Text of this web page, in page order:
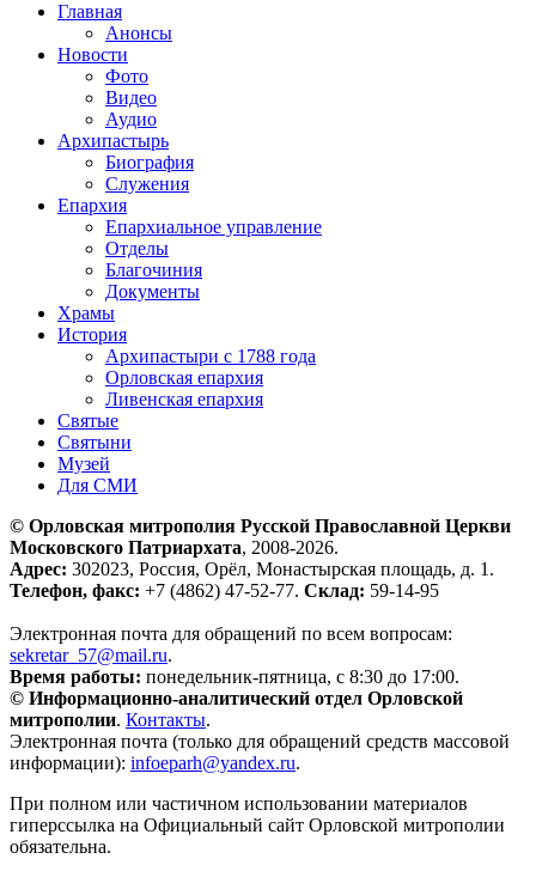
Главная
Анонсы
Новости
Фото
Видео
Аудио
Архипастырь
Биография
Служения
Епархия
Епархиальное управление
Отделы
Благочиния
Документы
Храмы
История
Архипастыри с 1788 года
Орловская епархия
Ливенская епархия
Святые
Святыни
Музей
Для СМИ
© Орловская митрополия Русской Православной Церкви
Московского Патриархата, 2008-2026.
Адрес: 302023, Россия, Орёл, Монастырская площадь, д. 1.
Телефон, факс: +7 (4862) 47-52-77. Склад: 59-14-95
Электронная почта для обращений по всем вопросам:
sekretar_57@mail.ru.
Время работы: понедельник-пятница, с 8:30 до 17:00.
© Информационно-аналитический отдел Орловской
митрополии. Контакты.
Электронная почта (только для обращений средств массовой
информации): infoeparh@yandex.ru.
При полном или частичном использовании материалов
гиперссылка на Официальный сайт Орловской митрополии
обязательна.